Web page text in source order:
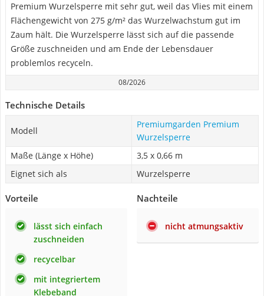
Premium Wurzelsperre mit sehr gut, weil das Vlies mit einem
Flächengewicht von 275 g/m² das Wurzelwachstum gut im
Zaum hält. Die Wurzelsperre lässt sich auf die passende
Größe zuschneiden und am Ende der Lebensdauer
problemlos recyceln.
08/2026
Technische Details
Modell
Premiumgarden Premium
Wurzelsperre
Maße (Länge x Höhe)
3,5 x 0,66 m
Eignet sich als
Wurzelsperre
Vorteile
lässt sich einfach
zuschneiden
recycelbar
mit integriertem
Klebeband
Nachteile
nicht atmungsaktiv